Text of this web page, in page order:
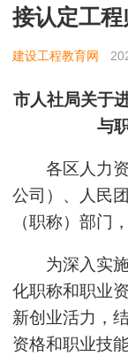
接认定工程
建设工程教育网
市人社局关于
与
各区人力
公司）、人民
（职称）部门
为深入实
化职称和职业
新创业活力，
资格和职业技